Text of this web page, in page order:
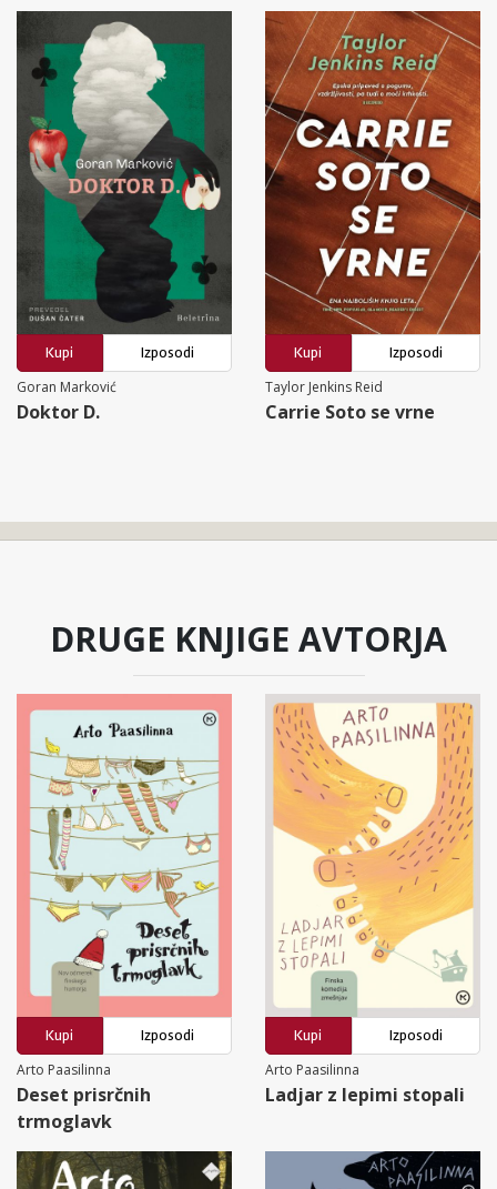
Kupi
Izposodi
Goran Marković
Doktor D.
Kupi
Izposodi
Taylor Jenkins Reid
Carrie Soto se vrne
DRUGE KNJIGE AVTORJA
Kupi
Izposodi
Arto Paasilinna
Deset prisrčnih
trmoglavk
Kupi
Izposodi
Arto Paasilinna
Ladjar z lepimi stopali